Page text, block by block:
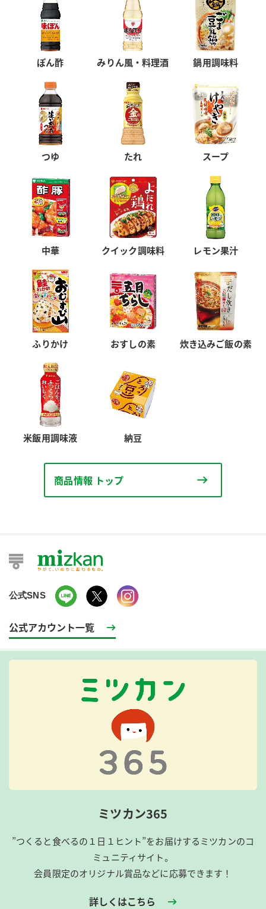
ぽん酢 みりん風・料理酒 鍋用調味料
つゆ たれ スープ
中華 クイック調味料 レモン果汁
ふりかけ おすしの素 炊き込みご飯の素
米飯用調味液 納豆
商品情報 トップ
公式SNS
公式アカウント一覧
ミツカン365
”つくると食べるの１日１ヒント”をお届けするミツカンのコ
ミュニティサイト。
会員限定のオリジナル賞品などに応募できます！
詳しくはこちら